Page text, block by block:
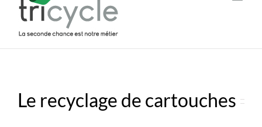
Le recyclage de cartouches